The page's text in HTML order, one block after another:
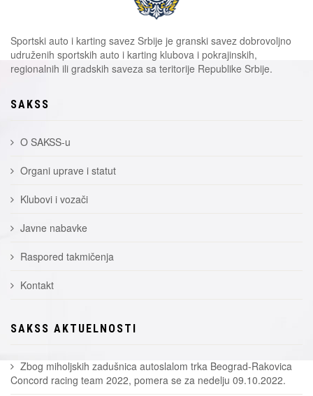
Sportski auto i karting savez Srbije je granski savez dobrovoljno
udruženih sportskih auto i karting klubova i pokrajinskih,
regionalnih ili gradskih saveza sa teritorije Republike Srbije.
SAKSS
O SAKSS-u
Organi uprave i statut
Klubovi i vozači
Javne nabavke
Raspored takmičenja
Kontakt
SAKSS AKTUELNOSTI
Zbog miholjskih zadušnica autoslalom trka Beograd-Rakovica
Concord racing team 2022, pomera se za nedelju 09.10.2022.